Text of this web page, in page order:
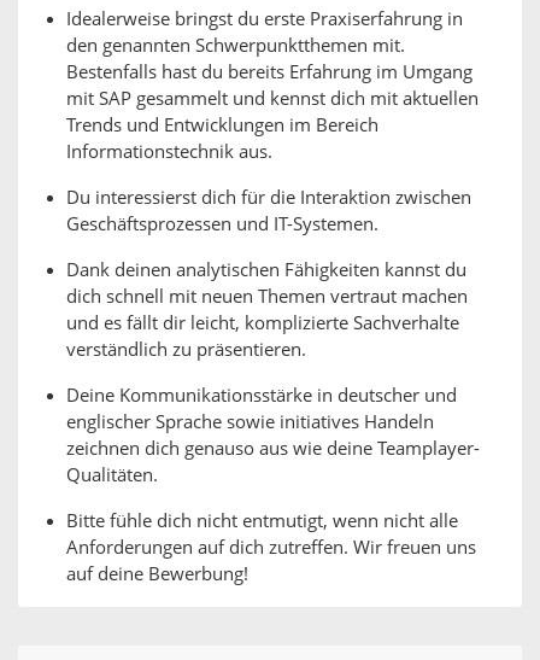
Idealerweise bringst du erste Praxiserfahrung in
den genannten Schwerpunktthemen mit.
Bestenfalls hast du bereits Erfahrung im Umgang
mit SAP gesammelt und kennst dich mit aktuellen
Trends und Entwicklungen im Bereich
Informationstechnik aus.
Du interessierst dich für die Interaktion zwischen
Geschäftsprozessen und IT-Systemen.
Dank deinen analytischen Fähigkeiten kannst du
dich schnell mit neuen Themen vertraut machen
und es fällt dir leicht, komplizierte Sachverhalte
verständlich zu präsentieren.
Deine Kommunikationsstärke in deutscher und
englischer Sprache sowie initiatives Handeln
zeichnen dich genauso aus wie deine Teamplayer-
Qualitäten.
Bitte fühle dich nicht entmutigt, wenn nicht alle
Anforderungen auf dich zutreffen. Wir freuen uns
auf deine Bewerbung!